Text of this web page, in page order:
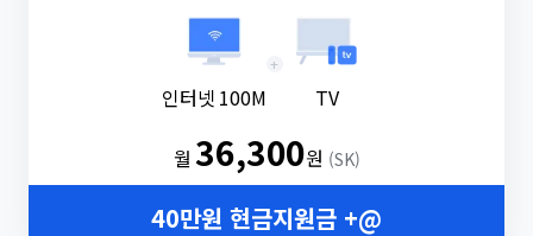
인터넷 100M
+
TV
월36,300원 (SK)
40만원 현금지원금 +@